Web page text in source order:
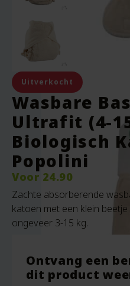
Uitverkocht
Wasbare
Ultrafit (4-
Biologisch
Popolini
Voor 24.90
Zachte absorberende
katoen met een klein
ongeveer 3-15 kg.
Ontvang een
dit product